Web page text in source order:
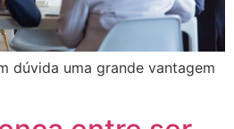
dúvida uma grande vantagem